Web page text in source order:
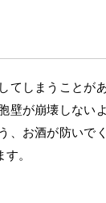
てしまうことが
壁が崩壊しない
、お酒が防いで
。